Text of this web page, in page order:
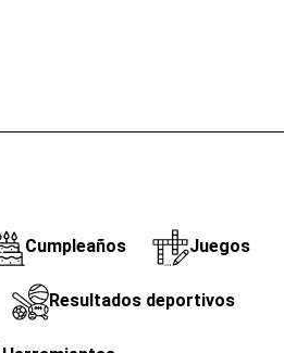
Cumpleaños Juegos
Resultados deportivos